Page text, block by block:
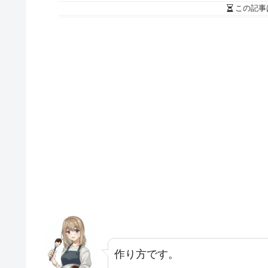
この記事
作り方です。